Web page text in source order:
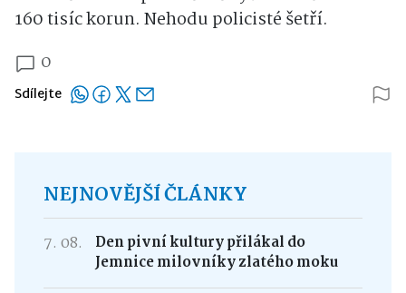
160 tisíc korun. Nehodu policisté šetří.
0
Sdílejte
NEJNOVĚJŠÍ ČLÁNKY
7. 08.
Den pivní kultury přilákal do
Jemnice milovníky zlatého moku